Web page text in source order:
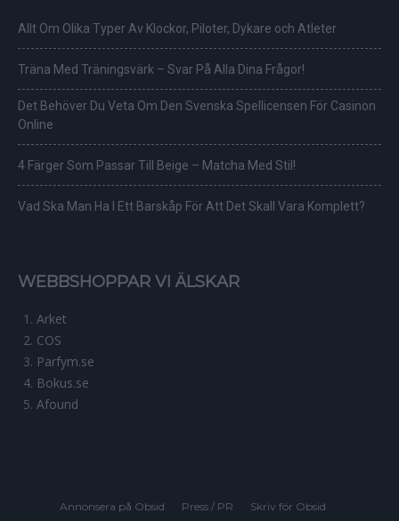
Allt Om Olika Typer Av Klockor, Piloter, Dykare och Atleter
Träna Med Träningsvärk – Svar På Alla Dina Frågor!
Det Behöver Du Veta Om Den Svenska Spellicensen För Casinon
Online
4 Färger Som Passar Till Beige – Matcha Med Stil!
Vad Ska Man Ha I Ett Barskåp För Att Det Skall Vara Komplett?
WEBBSHOPPAR VI ÄLSKAR
Arket
COS
Parfym.se
Bokus.se
Afound
Annonsera på Obsid Press / PR
Skriv för Obsid